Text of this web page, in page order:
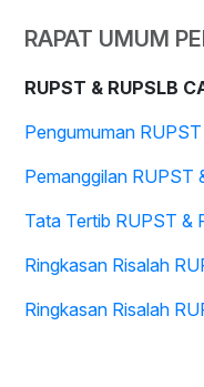
RAPAT UMUM
RUPST & RUPSLB
Pengumuman
Pemanggilan RUPST
Tata Tertib RUPST &
Ringkasan Risalah
Ringkasan Risalah